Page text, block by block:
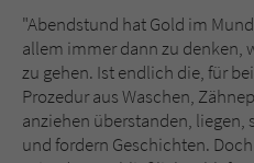
"Abendstund hat Gold im
allem immer dann zu denken,
zu gehen. Ist endlich die, für
Prozedur aus Waschen,
anziehen überstanden, liegen,
und fordern Geschichten.
Laufzeit Session
Zweck
Dieses Cookie
Benutzer. Es